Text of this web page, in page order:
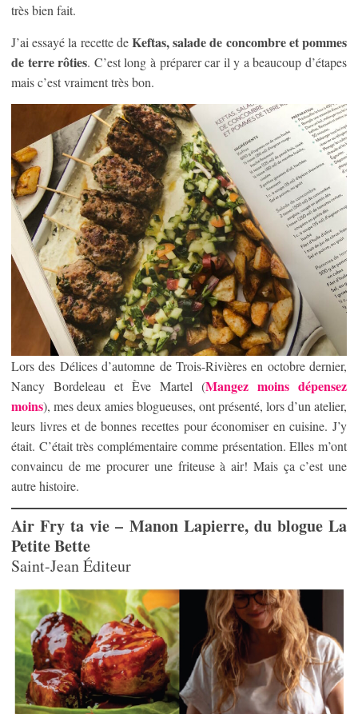
très bien fait.
J’ai essayé la recette deKeftas, salade de concombre et pommes
de terre rôties. C’est long à préparer car il y a beaucoup d’étapes
mais c’est vraiment très bon.
Lors des Délices d’automne de Trois-Rivières en octobre dernier,
Nancy Bordeleau et Ève Martel (Mangez moins dépensez
moins), mes deux amies blogueuses, ont présenté, lors d’un atelier,
leurs livres et de bonnes recettes pour économiser en cuisine. J’y
était. C’était très complémentaire comme présentation. Elles m’ont
convaincu de me procurer une friteuse à air! Mais ça c’est une
autre histoire.
Air Fry ta vie – Manon Lapierre, du blogue La
Petite Bette
Saint-Jean Éditeur